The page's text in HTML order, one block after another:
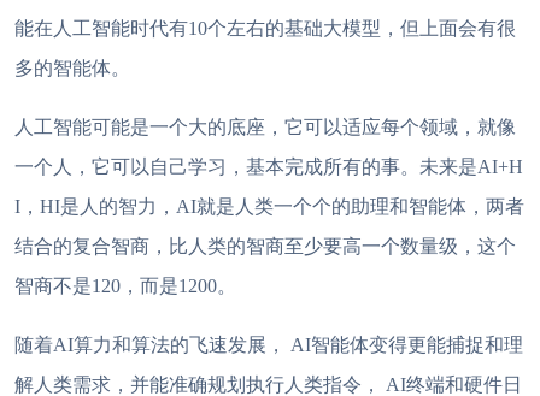
能在人工智能时代有10个左右的基础大模型，但上面会有很
多的智能体。
人工智能可能是一个大的底座，它可以适应每个领域，就像
一个人，它可以自己学习，基本完成所有的事。未来是AI+H
I，HI是人的智力，AI就是人类一个个的助理和智能体，两者
结合的复合智商，比人类的智商至少要高一个数量级，这个
智商不是120，而是1200。
随着AI算力和算法的飞速发展， AI智能体变得更能捕捉和理
解人类需求，并能准确规划执行人类指令， AI终端和硬件日